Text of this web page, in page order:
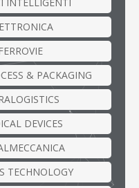
& PACKAGING
DEVICES
TECHNOLOGY